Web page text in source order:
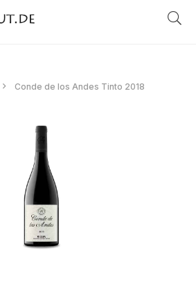
Conde de los Andes Tinto 2018